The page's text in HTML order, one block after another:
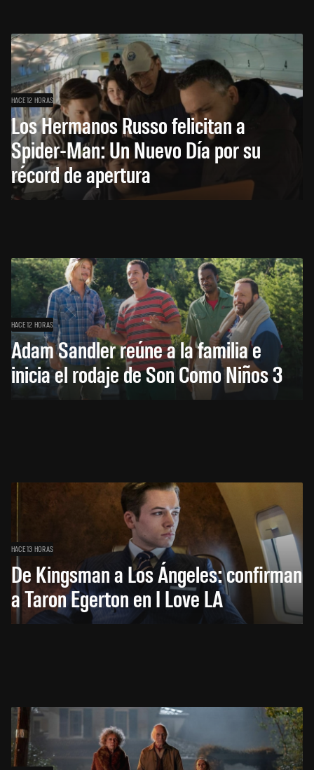
HACE 12 HORAS
Los Hermanos Russo felicitan a
Spider-Man: Un Nuevo Día por su
récord de apertura
HACE 12 HORAS
Adam Sandler reúne a la familia e
inicia el rodaje de Son Como Niños 3
HACE 13 HORAS
De Kingsman a Los Ángeles: confirman
a Taron Egerton en I Love LA